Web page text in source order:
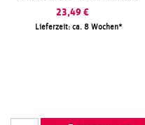
23,49 €
Lieferzeit: ca. 8 Wochen